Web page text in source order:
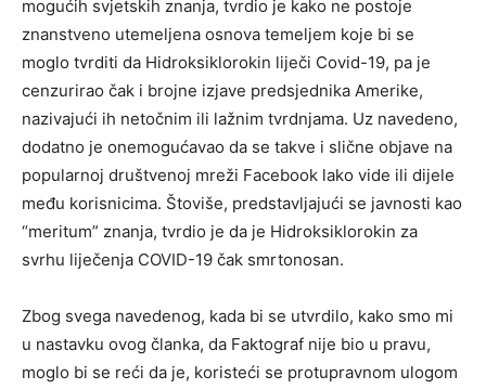
mogućih svjetskih znanja, tvrdio je kako ne postoje
znanstveno utemeljena osnova temeljem koje bi se
moglo tvrditi da Hidroksiklorokin liječi Covid-19, pa je
cenzurirao čak i brojne izjave predsjednika Amerike,
nazivajući ih netočnim ili lažnim tvrdnjama. Uz navedeno,
dodatno je onemogućavao da se takve i slične objave na
popularnoj društvenoj mreži Facebook lako vide ili dijele
među korisnicima. Štoviše, predstavljajući se javnosti kao
“meritum” znanja, tvrdio je da je Hidroksiklorokin za
svrhu liječenja COVID-19 čak smrtonosan.
Zbog svega navedenog, kada bi se utvrdilo, kako smo mi
u nastavku ovog članka, da Faktograf nije bio u pravu,
moglo bi se reći da je, koristeći se protupravnom ulogom